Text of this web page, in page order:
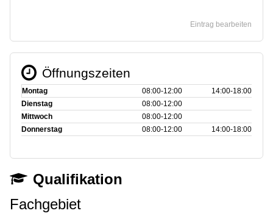
Eintrag bearbeiten
Öffnungszeiten
Montag 08:00‑12:00
14:00‑18:00
Dienstag
08:00‑12:00
Mittwoch
08:00‑12:00
Donnerstag
08:00‑12:00 14:00‑18:00
Qualifikation
Fachgebiet